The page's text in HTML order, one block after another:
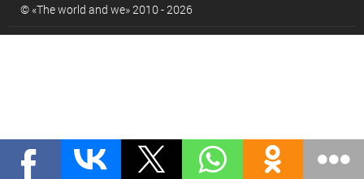
© «The world and we» 2010 - 2026